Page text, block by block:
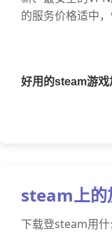
的服务价格适中，
好用的steam游戏
steam上的
下载登steam用